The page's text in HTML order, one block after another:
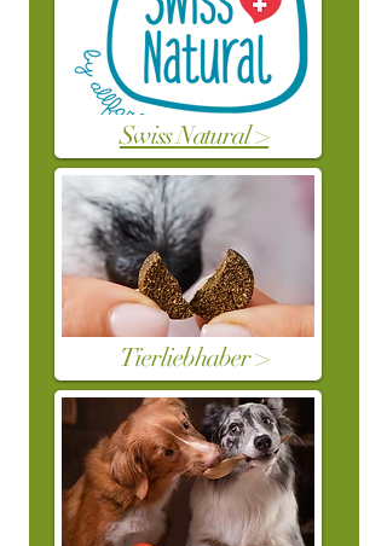
Swiss Natural >
Tierliebhaber >